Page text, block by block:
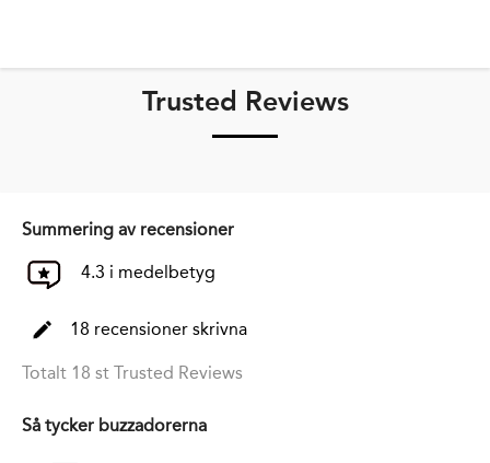
Trusted Reviews
Summering av recensioner
4.3 i medelbetyg
18 recensioner skrivna
Totalt 18 st Trusted Reviews
Så tycker buzzadorerna